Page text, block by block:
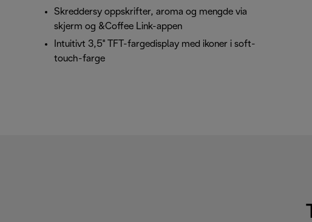
Skreddersy oppskrifter, aroma og mengde via
skjerm og &Coffee Link-appen
Intuitivt 3,5'' TFT-fargedisplay med ikoner i soft-
touch-farge